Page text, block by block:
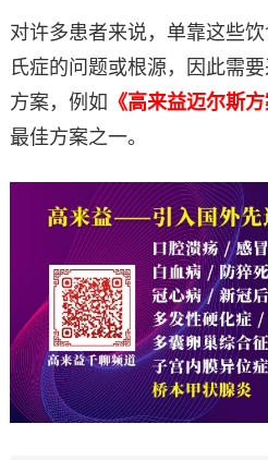
对许多患者来说，单靠这些
氏症的问题或根源，因此需
方案，例如 《高来益迈尔斯方
最佳方案之一。